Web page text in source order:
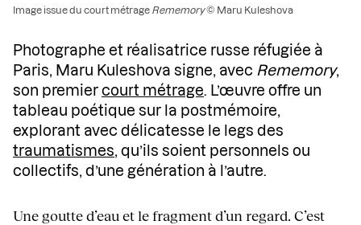
Image issue du court métrage Rememory© Maru Kuleshova
Photographe et réalisatrice russe réfugiée à
Paris, Maru Kuleshova signe, avec Rememory,
son premier court métrage. L’œuvre offre un
tableau poétique sur la postmémoire,
explorant avec délicatesse le legs des
traumatismes, qu’ils soient personnels ou
collectifs, d’une génération à l’autre.
Une goutte d’eau et le fragment d’un regard. C’est